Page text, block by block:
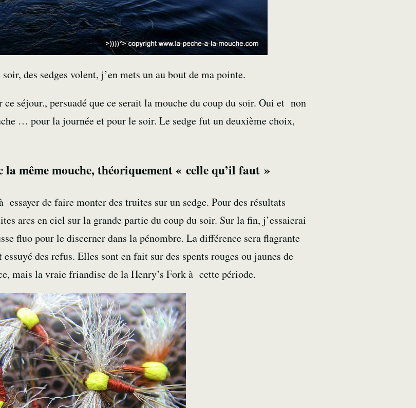
des sedges volent, j’en mets un au bout de ma pointe.
séjour., persuadé que ce serait la mouche du coup du soir. Oui et non
… pour la journée et pour le soir. Le sedge fut un deuxième choix,
la même mouche, théoriquement « celle qu’il faut »
de faire monter des truites sur un sedge. Pour des résultats
arcs en ciel sur la grande partie du coup du soir. Sur la fin, j’essaierai
fluo pour le discerner dans la pénombre. La différence sera flagrante
des refus. Elles sont en fait sur des spents rouges ou jaunes de
mais la vraie friandise de la Henry’s Fork à cette période.